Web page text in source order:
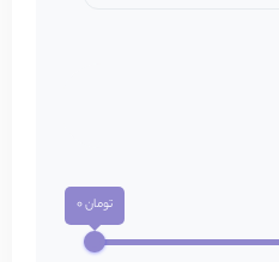
تومان 0